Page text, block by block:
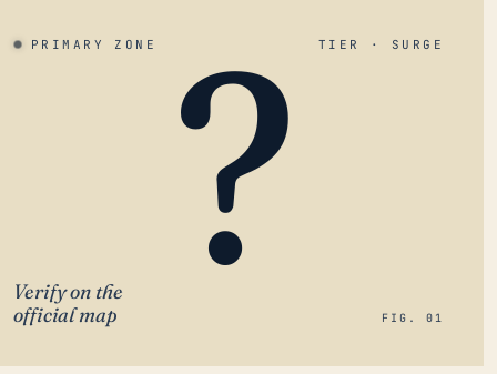
PRIMARY ZONE TIER · SURGE
?
Verify on the
official map
FIG. 01